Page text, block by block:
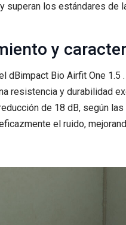
los estándares de
y
dBimpact Bio Airfit One 1.5
resistencia y durabilidad
de 18 dB, según
el ruido,